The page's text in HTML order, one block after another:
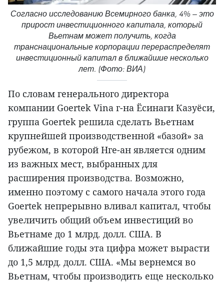
Согласно исследованию Всемирного банка, 4% — это
прирост инвестиционного капитала, который
Вьетнам может получить, когда
транснациональные корпорации перераспределят
инвестиционный капитал в ближайшие несколько
лет. (Фото: ВИА)
По словам генерального директора
компании Goertek Vina г-на Ёсинаги Казуёси,
группа Goertek решила сделать Вьетнам
крупнейшей производственной «базой» за
рубежом, в которой Нге-ан является одним
из важных мест, выбранных для
расширения производства. Возможно,
именно поэтому с самого начала этого года
Goertek непрерывно вливал капитал, чтобы
увеличить общий объем инвестиций во
Вьетнаме до 1 млрд. долл. США. В
ближайшие годы эта цифра может вырасти
до 1,5 млрд. долл. США. «Мы вернемся во
Вьетнам, чтобы производить еще несколько